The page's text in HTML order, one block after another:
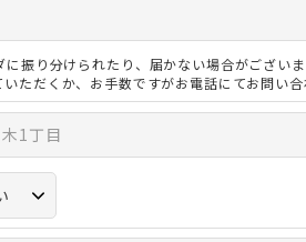
振り分けられたり、届かない場合がござい
ただくか、お手数ですがお電話にてお問い